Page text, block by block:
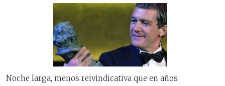
Noche larga, menos reivindicativa que en años